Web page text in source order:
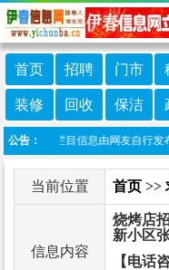
首页 招聘 门市
装修 回收 保洁
公告：
明：本栏目信息由网友自行发
当前位置 首页 >>
信息内容
烧烤店
新小区​
【电话